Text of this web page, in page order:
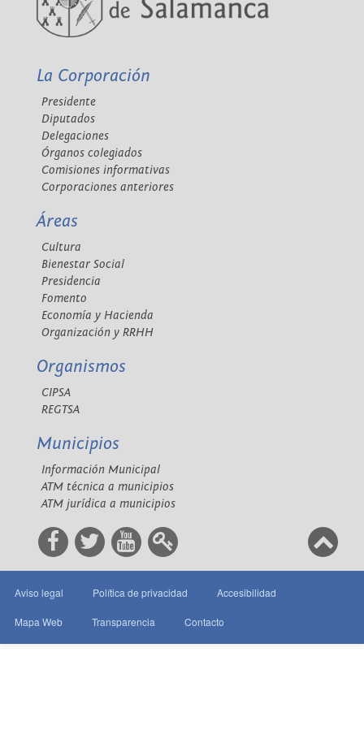
La Corporación
Presidente
Diputados
Delegaciones
Órganos colegiados
Comisiones informativas
Corporaciones anteriores
Áreas
Cultura
Bienestar Social
Presidencia
Fomento
Economía y Hacienda
Organización y RRHH
Organismos
CIPSA
REGTSA
Municipios
Información Municipal
ATM técnica a municipios
ATM jurídica a municipios
Aviso legal Política de privacidad Accesibilidad
Mapa Web Transparencia Contacto